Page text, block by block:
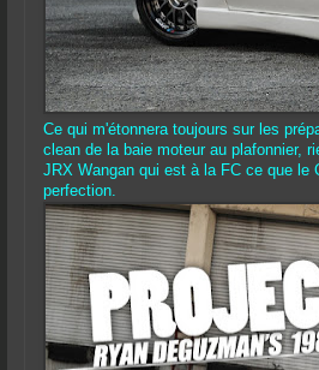
Ce qui m'étonnera toujours sur les
clean de la baie moteur au plafonnier,
JRX Wangan qui est à la FC ce que
perfection.